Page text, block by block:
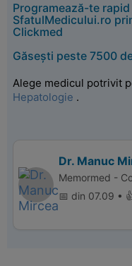
Programează-te
SfatulMedicului.ro
Clickmed
Găsești peste 7500
Alege medicul potrivit
Hepatologie .
Dr. Manuc
Memormed -
📅 din 07.09 •